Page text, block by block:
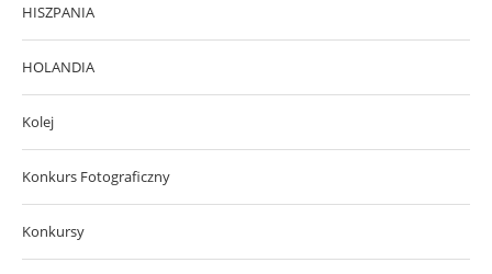
HISZPANIA
HOLANDIA
Kolej
Konkurs Fotograficzny
Konkursy